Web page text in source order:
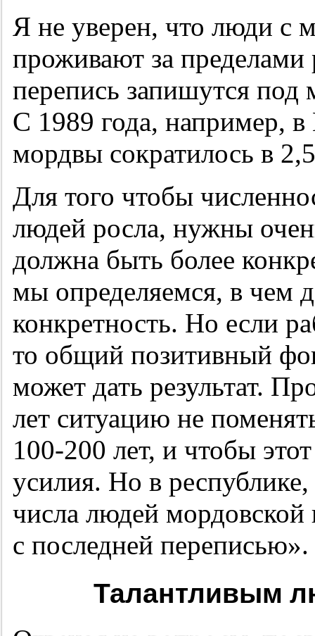
Я не уверен, что люди с
проживают за
перепись запишутся под
С 1989 года, например, в
мордвы сократилось в
Для того чтобы
людей росла, нужны
должна быть более
мы определяемся, в чем
конкретность. Но если
то общий позитивный
может дать результат.
лет ситуацию не
100-200 лет, и чтобы
усилия. Но в
числа людей
с последней переписью».
Талантливым